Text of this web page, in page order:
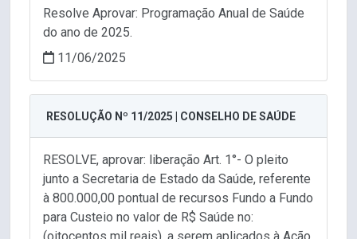
Resolve Aprovar: Programação Anual de Saúde
do ano de 2025.
11/06/2025
RESOLUÇÃO Nº 11/2025 | CONSELHO DE SAÚDE
RESOLVE, aprovar: liberação Art. 1°- O pleito
junto a Secretaria de Estado da Saúde, referente
à 800.000,00 pontual de recursos Fundo a Fundo
para Custeio no valor de R$ Saúde no: